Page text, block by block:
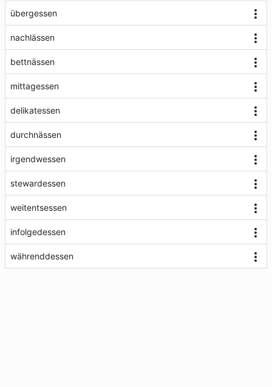
übergessen
nachlässen
bettnässen
mittagessen
delikatessen
durchnässen
irgendwessen
stewardessen
weitentsessen
infolgedessen
währenddessen